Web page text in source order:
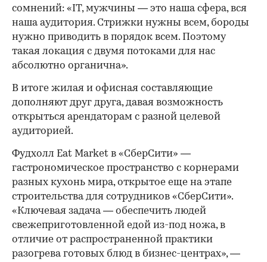
сомнений: «IT, мужчины — это наша сфера, вся
наша аудитория. Стрижки нужны всем, бороды
нужно приводить в порядок всем. Поэтому
такая локация с двумя потоками для нас
абсолютно органична».
В итоге жилая и офисная составляющие
дополняют друг друга, давая возможность
открыться арендаторам с разной целевой
аудиторией.
Фудхолл Eat Market в «СберСити» —
гастрономическое пространство с корнерами
разных кухонь мира, открытое еще на этапе
строительства для сотрудников «СберСити».
«Ключевая задача — обеспечить людей
свежеприготовленной едой из-под ножа, в
отличие от распространенной практики
разогрева готовых блюд в бизнес-центрах», —